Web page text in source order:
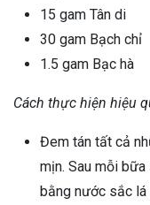
15 gam Tân di
30 gam Bạch chỉ
1.5 gam Bạc hà
Cách thực hiện hiệu
Đem tán tất cả
mịn. Sau mỗi
bằng nước sắc lá